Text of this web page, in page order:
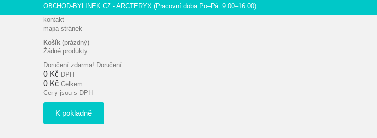
OBCHOD-BYLINEK.CZ - ARCTERYX (Pracovní doba Po–Pá: 9:00–16:00)
kontakt
mapa stránek
Košík (prázdný)
Žádné produkty
Doručení zdarma! Doručení
0 Kč DPH
0 Kč Celkem
Ceny jsou s DPH
K pokladně